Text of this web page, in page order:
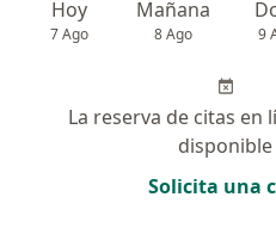
Hoy
7 Ago
Mañana
8 Ago 9
La reserva de citas en
disponible
Solicita una